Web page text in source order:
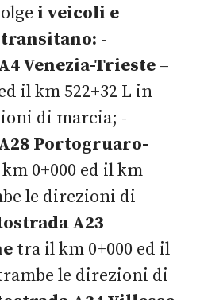
i veicoli e
-
Venezia-Trieste –
il km 522+32 L in
di marcia; -
Portogruaro-
0+000 ed il km
le direzioni di
A23
tra il km 0+000 ed il
le direzioni di